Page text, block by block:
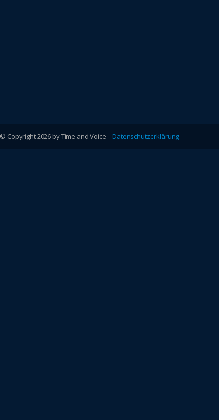
© Copyright 2026 by Time and Voice | Datenschutzerklärung